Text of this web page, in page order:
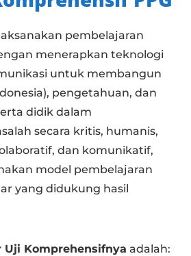
pembelajaran
menerapkan teknologi
untuk membangun
pengetahuan, dan
didik dalam
secara kritis, humanis,
dan komunikatif,
model pembelajaran
yang didukung hasil
Uji Komprehensifnya adalah: